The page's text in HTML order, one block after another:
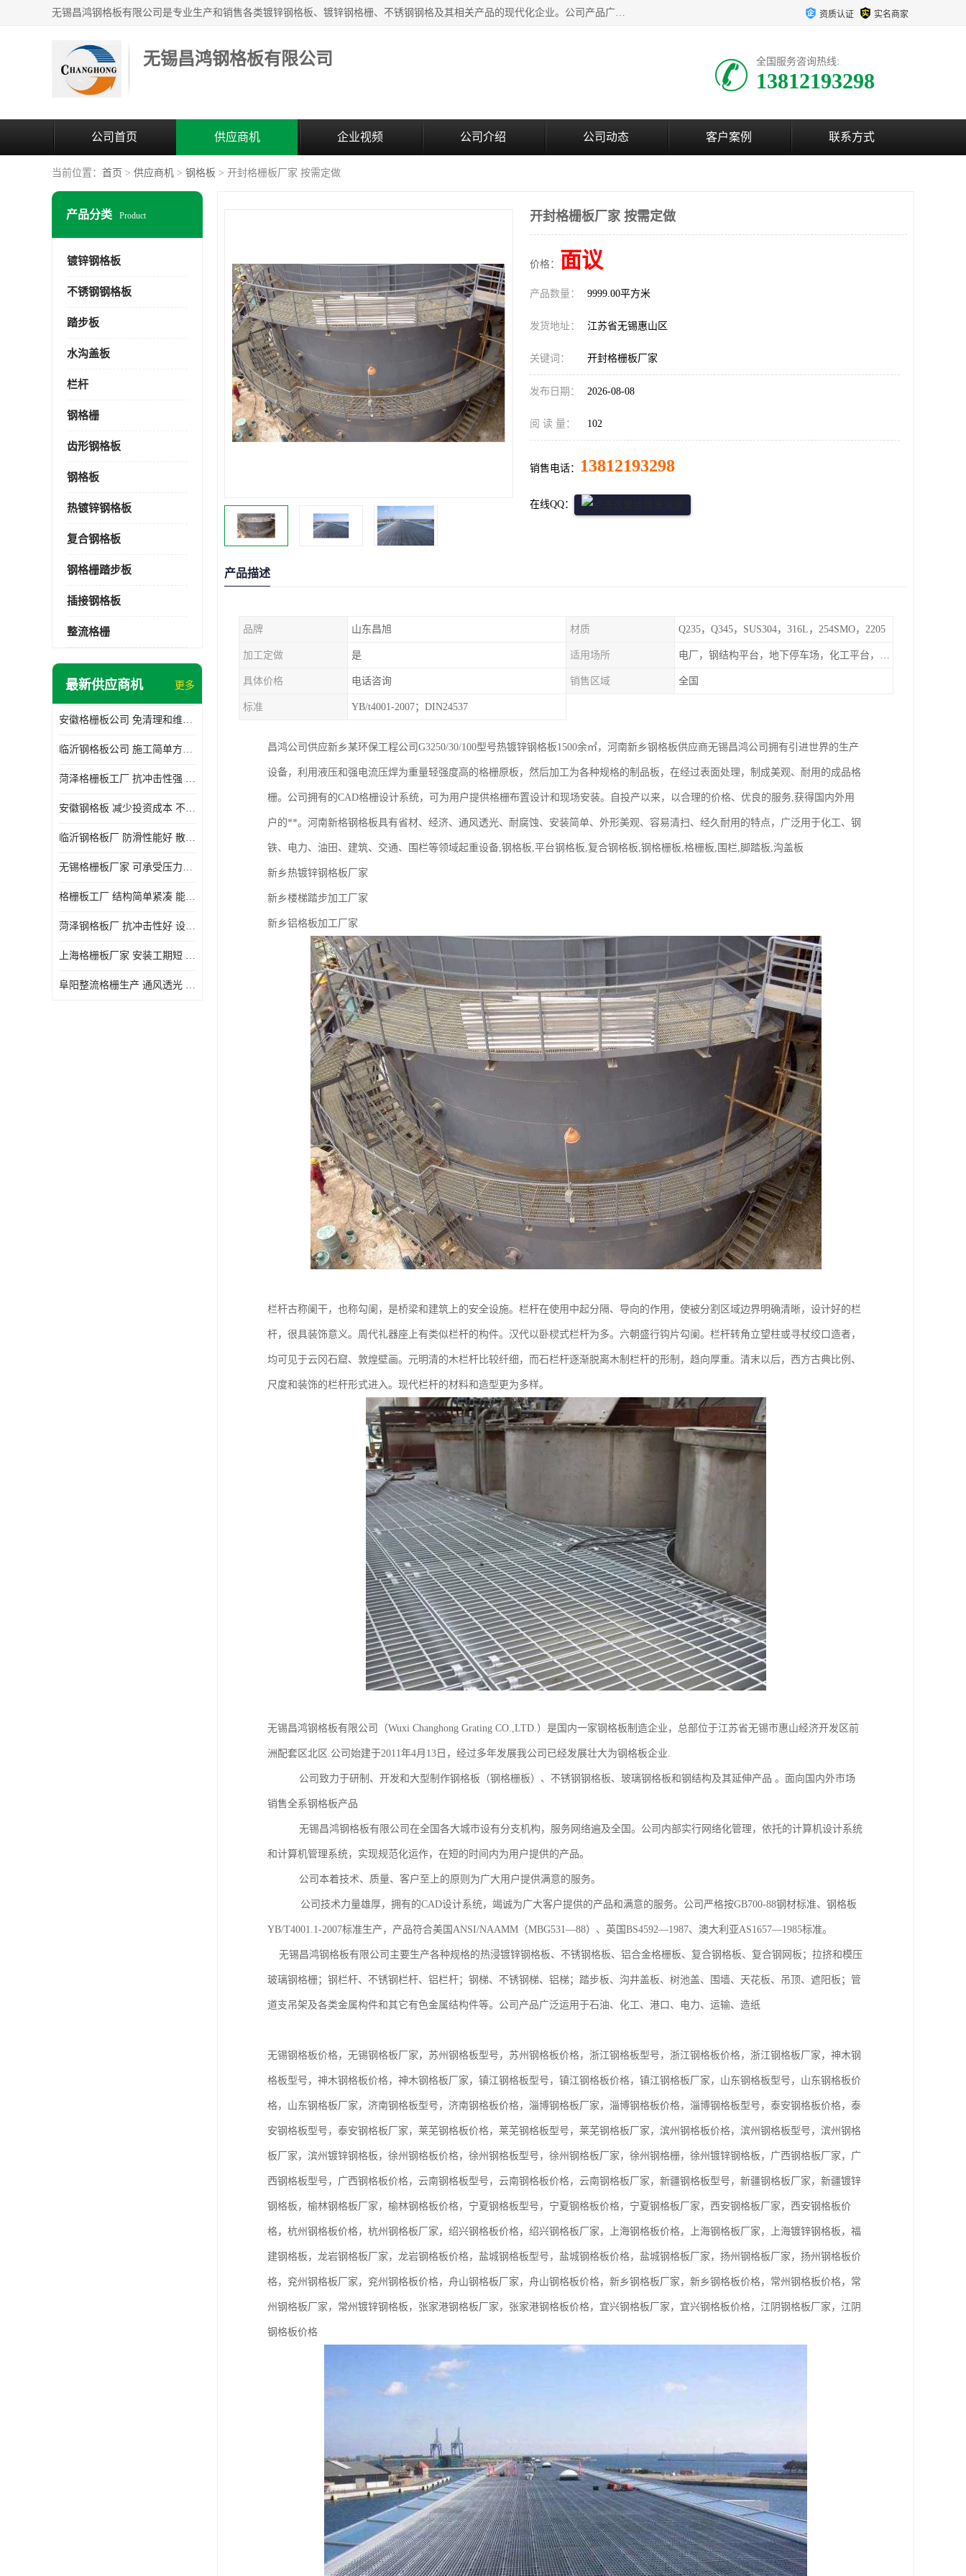
无锡昌鸿钢格板有限公司是专业生产和销售各类镀锌钢格板、镀锌钢格栅、不锈钢钢格及其相关产品的现代化企业。公司产品广泛运用于石油、化工、港口、电力、运输、造纸、医药、钢铁、食品、市政、房地产、制造业等各个领域。 资质认证 实名商家
无锡昌鸿钢格板有限公司 全国服务咨询热线:
13812193298
公司首页 供应商机 企业视频 公司介绍 公司动态 客户案例 联系方式
当前位置： 首页 > 供应商机 > 钢格板 > 开封格栅板厂家 按需定做
产品分类 Product
镀锌钢格板
不锈钢钢格板
踏步板
水沟盖板
栏杆
钢格栅
齿形钢格板
钢格板
热镀锌钢格板
复合钢格板
钢格栅踏步板
插接钢格板
整流格栅
最新供应商机 更多
安徽格栅板公司 免清理和维护 安装需要人工少
临沂钢格板公司 施工简单方便 通风好 减少风阻
菏泽格栅板工厂 抗冲击性强 安装需要人工少
安徽钢格板 减少投资成本 不用清洗和维护
临沂钢格板厂 防滑性能好 散热防爆效果好
无锡格栅板厂家 可承受压力强 安装需要人工少
格栅板工厂 结构简单紧凑 能减少风力破坏
菏泽钢格板厂 抗冲击性好 设计规范 通风透光
上海格栅板厂家 安装工期短 通风好 减少风阻
阜阳整流格栅生产 通风透光 免清理和维护
开封格栅板厂家 按需定做
价格： 面议
产品数量： 9999.00平方米
发货地址： 江苏省无锡惠山区
关键词： 开封格栅板厂家
发布日期： 2026-08-08
阅 读 量： 102
销售电话： 13812193298
在线QQ：
产品描述
品牌 山东昌旭 材质 Q235，Q345，SUS304，316L，254SMO，2205
加工定做 是 适用场所 电厂，钢结构平台，地下停车场，化工平台，港口码头
具体价格 电话咨询 销售区域 全国
标准 YB/t4001-2007；DIN24537
昌鸿公司供应新乡某环保工程公司G3250/30/100型号热镀锌钢格板1500余㎡，河南新乡钢格板供应商无锡昌鸿公司拥有引进世界的生产
设备，利用液压和强电流压焊为重量轻强度高的格栅原板，然后加工为各种规格的制品板，在经过表面处理，制成美观、耐用的成品格
栅。公司拥有的CAD格栅设计系统，可为用户提供格栅布置设计和现场安装。自投产以来，以合理的价格、优良的服务,获得国内外用
户的**。河南新格钢格板具有省材、经济、通风透光、耐腐蚀、安装简单、外形美观、容易清扫、经久耐用的特点，广泛用于化工、钢
铁、电力、油田、建筑、交通、围栏等领域起重设备,钢格板,平台钢格板,复合钢格板,钢格栅板,格栅板,围栏,脚踏板,沟盖板
新乡热镀锌钢格板厂家
新乡楼梯踏步加工厂家
新乡铝格板加工厂家
栏杆古称阑干，也称勾阑，是桥梁和建筑上的安全设施。栏杆在使用中起分隔、导向的作用，使被分割区域边界明确清晰，设计好的栏
杆，很具装饰意义。周代礼器座上有类似栏杆的构件。汉代以卧棂式栏杆为多。六朝盛行钩片勾阑。栏杆转角立望柱或寻杖绞口造者，
均可见于云冈石窟、敦煌壁画。元明清的木栏杆比较纤细，而石栏杆逐渐脱离木制栏杆的形制，趋向厚重。清末以后，西方古典比例、
尺度和装饰的栏杆形式进入。现代栏杆的材料和造型更为多样。
无锡昌鸿钢格板有限公司（Wuxi Changhong Grating CO.,LTD.）是国内一家钢格板制造企业，总部位于江苏省无锡市惠山经济开发区前
洲配套区北区.公司始建于2011年4月13日，经过多年发展我公司已经发展壮大为钢格板企业.
公司致力于研制、开发和大型制作钢格板（钢格栅板）、不锈钢钢格板、玻璃钢格板和钢结构及其延伸产品 。面向国内外市场
销售全系钢格板产品
无锡昌鸿钢格板有限公司在全国各大城市设有分支机构，服务网络遍及全国。公司内部实行网络化管理，依托的计算机设计系统
和计算机管理系统，实现规范化运作，在短的时间内为用户提供的产品。
公司本着技术、质量、客户至上的原则为广大用户提供满意的服务。
公司技术力量雄厚，拥有的CAD设计系统，竭诚为广大客户提供的产品和满意的服务。公司严格按GB700-88钢材标准、钢格板
YB/T4001.1-2007标准生产，产品符合美国ANSI/NAAMM（MBG531—88）、英国BS4592—1987、澳大利亚AS1657—1985标准。
无锡昌鸿钢格板有限公司主要生产各种规格的热浸镀锌钢格板、不锈钢格板、铝合金格栅板、复合钢格板、复合钢网板；拉挤和模压
玻璃钢格栅；钢栏杆、不锈钢栏杆、铝栏杆；钢梯、不锈钢梯、铝梯；踏步板、沟井盖板、树池盖、围墙、天花板、吊顶、遮阳板；管
道支吊架及各类金属构件和其它有色金属结构件等。公司产品广泛运用于石油、化工、港口、电力、运输、造纸
无锡钢格板价格，无锡钢格板厂家，苏州钢格板型号，苏州钢格板价格，浙江钢格板型号，浙江钢格板价格，浙江钢格板厂家，神木钢
格板型号，神木钢格板价格，神木钢格板厂家，镇江钢格板型号，镇江钢格板价格，镇江钢格板厂家，山东钢格板型号，山东钢格板价
格，山东钢格板厂家，济南钢格板型号，济南钢格板价格，淄博钢格板厂家，淄博钢格板价格，淄博钢格板型号，泰安钢格板价格，泰
安钢格板型号，泰安钢格板厂家，莱芜钢格板价格，莱芜钢格板型号，莱芜钢格板厂家，滨州钢格板价格，滨州钢格板型号，滨州钢格
板厂家，滨州镀锌钢格板，徐州钢格板价格，徐州钢格板型号，徐州钢格板厂家，徐州钢格栅，徐州镀锌钢格板，广西钢格板厂家，广
西钢格板型号，广西钢格板价格，云南钢格板型号，云南钢格板价格，云南钢格板厂家，新疆钢格板型号，新疆钢格板厂家，新疆镀锌
钢格板，榆林钢格板厂家，榆林钢格板价格，宁夏钢格板型号，宁夏钢格板价格，宁夏钢格板厂家，西安钢格板厂家，西安钢格板价
格，杭州钢格板价格，杭州钢格板厂家，绍兴钢格板价格，绍兴钢格板厂家，上海钢格板价格，上海钢格板厂家，上海镀锌钢格板，福
建钢格板，龙岩钢格板厂家，龙岩钢格板价格，盐城钢格板型号，盐城钢格板价格，盐城钢格板厂家，扬州钢格板厂家，扬州钢格板价
格，兖州钢格板厂家，兖州钢格板价格，舟山钢格板厂家，舟山钢格板价格，新乡钢格板厂家，新乡钢格板价格，常州钢格板价格，常
州钢格板厂家，常州镀锌钢格板，张家港钢格板厂家，张家港钢格板价格，宜兴钢格板厂家，宜兴钢格板价格，江阴钢格板厂家，江阴
钢格板价格